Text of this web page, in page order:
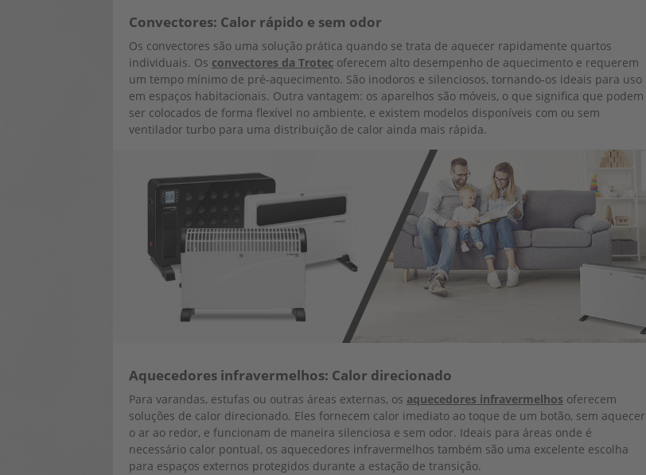
Convectores: Calor rápido e sem odor
Os convectores são uma solução prática quando se trata de aquecer rapidamente quartos
individuais. Os convectores da Trotec oferecem alto desempenho de aquecimento e requerem
um tempo mínimo de pré-aquecimento. São inodoros e silenciosos, tornando-os ideais para uso
em espaços habitacionais. Outra vantagem: os aparelhos são móveis, o que significa que podem
ser colocados de forma flexível no ambiente, e existem modelos disponíveis com ou sem
ventilador turbo para uma distribuição de calor ainda mais rápida.
Aquecedores infravermelhos: Calor direcionado
Para varandas, estufas ou outras áreas externas, os aquecedores infravermelhos oferecem
soluções de calor direcionado. Eles fornecem calor imediato ao toque de um botão, sem aquecer
o ar ao redor, e funcionam de maneira silenciosa e sem odor. Ideais para áreas onde é
necessário calor pontual, os aquecedores infravermelhos também são uma excelente escolha
para espaços externos protegidos durante a estação de transição.